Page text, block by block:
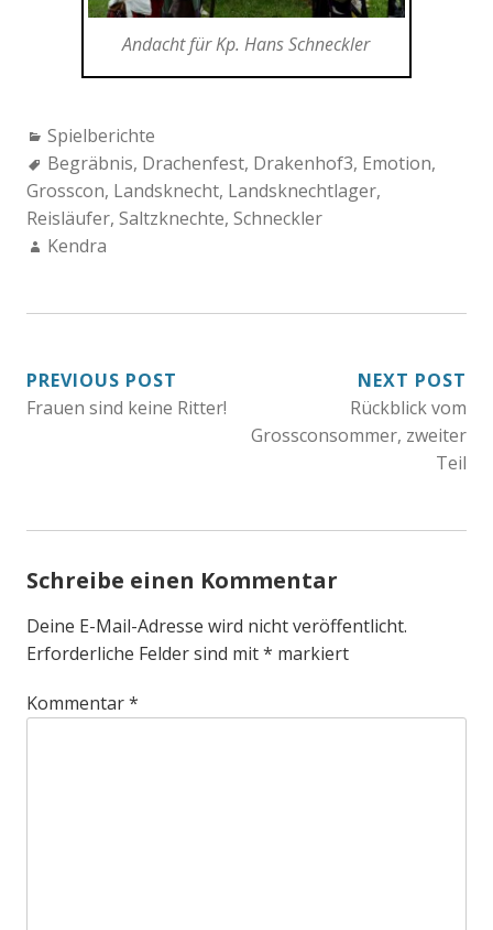
Andacht für Kp. Hans Schneckler
Categories:
Spielberichte
Tags:
Begräbnis, Drachenfest, Drakenhof3, Emotion,
Grosscon, Landsknecht, Landsknechtlager,
Reisläufer, Saltzknechte, Schneckler
Author:
Kendra
BEITRAGSNAVIGATION
PREVIOUS POST
Frauen sind keine Ritter!
NEXT POST
Rückblick vom
Grossconsommer, zweiter
Teil
Schreibe einen Kommentar
Deine E-Mail-Adresse wird nicht veröffentlicht.
Erforderliche Felder sind mit* markiert
Kommentar*